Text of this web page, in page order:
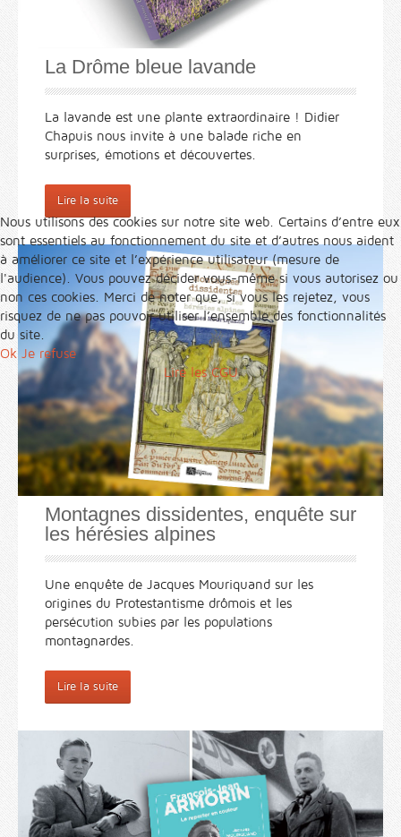
La Drôme bleue lavande
La lavande est une plante extraordinaire ! Didier
Chapuis nous invite à une balade riche en
surprises, émotions et découvertes.
Lire la suite
Montagnes dissidentes, enquête sur
les hérésies alpines
Une enquête de Jacques Mouriquand sur les
origines du Protestantisme drômois et les
persécution subies par les populations
montagnardes.
Lire la suite
Nous utilisons des cookies sur notre site web. Certains d’entre eux
sont essentiels au fonctionnement du site et d’autres nous aident
à améliorer ce site et l’expérience utilisateur (mesure de
l'audience). Vous pouvez décider vous-même si vous autorisez ou
non ces cookies. Merci de noter que, si vous les rejetez, vous
risquez de ne pas pouvoir utiliser l’ensemble des fonctionnalités
du site.
Ok Je refuse
Lire les CGU